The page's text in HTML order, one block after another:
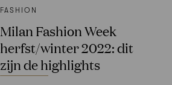
FASHION
Milan Fashion Week
herfst/winter 2022: dit
zijn de highlights